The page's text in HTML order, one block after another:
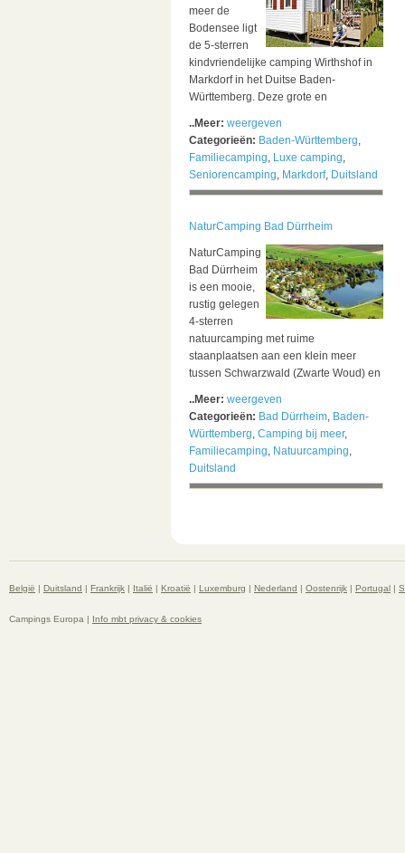
meer de
Bodensee ligt
de 5-sterren
kindvriendelijke camping Wirthshof in
Markdorf in het Duitse Baden-
Württemberg. Deze grote en
..Meer: weergeven
Categorieën: Baden-Württemberg,
Familiecamping, Luxe camping,
Seniorencamping, Markdorf, Duitsland
NaturCamping Bad Dürrheim
NaturCamping
Bad Dürrheim
is een mooie,
rustig gelegen
4-sterren
natuurcamping met ruime
staanplaatsen aan een klein meer
tussen Schwarzwald (Zwarte Woud) en
..Meer: weergeven
Categorieën: Bad Dürrheim, Baden-
Württemberg, Camping bij meer,
Familiecamping, Natuurcamping,
Duitsland
België | Duitsland | Frankrijk | Italië | Kroatië | Luxemburg | Nederland | Oostenrijk | Portugal |
Campings Europa | Info mbt privacy & cookies